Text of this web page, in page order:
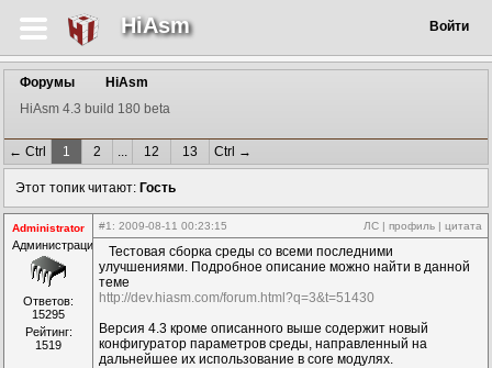
HiAsm Войти
Форумы
HiAsm
HiAsm 4.3 build 180 beta
← Ctrl 1 2 ... 12 13 Ctrl →
Этот топик читают: Гость
Administrator
Администрация
Ответов:
15295
Рейтинг:
1519
#1 : 2009-08-11 00:23:15 ЛС | профиль | цитата
Тестовая сборка среды со всеми последними
улучшениями. Подробное описание можно найти в данной
теме
http://dev.hiasm.com/forum.html?q=3&t=51430
Версия 4.3 кроме описанного выше содержит новый
конфигуратор параметров среды, направленный на
дальнейшее их использование в core модулях.